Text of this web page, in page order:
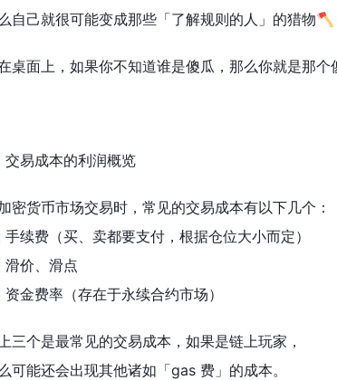
自己就很可能变成那些「了解规则的人」的猎物🪓
在桌面上，如果你不知道谁是傻瓜，那么你就是那个
易成本的利润概览
密货币市场交易时，常见的交易成本有以下几个：
手续费（买、卖都要支付，根据仓位大小而定）
滑价、滑点
资金费率（存在于永续合约市场）
三个是最常见的交易成本，如果是链上玩家，
可能还会出现其他诸如「gas 费」的成本。